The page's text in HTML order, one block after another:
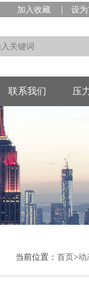
加入收藏 | 设为
联系我们 压
当前位置： 首页 >动